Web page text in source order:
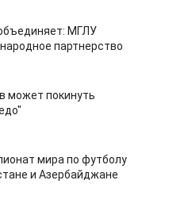
МГЛУ
партнерство
может покинуть
мира по футболу
и Азербайджане